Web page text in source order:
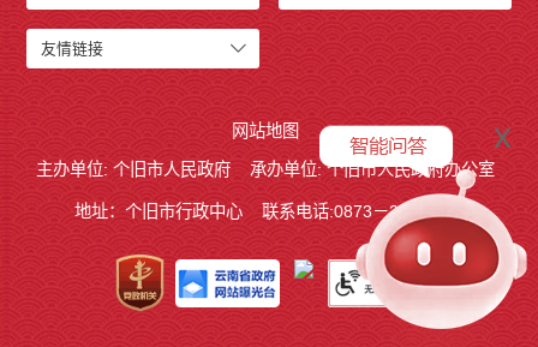
友情链接
网站地图
主办单位: 个旧市人民政府
承办单位: 个旧市人民政府办公室
地址：个旧市行政中心 联系电话:0873－2123215
x